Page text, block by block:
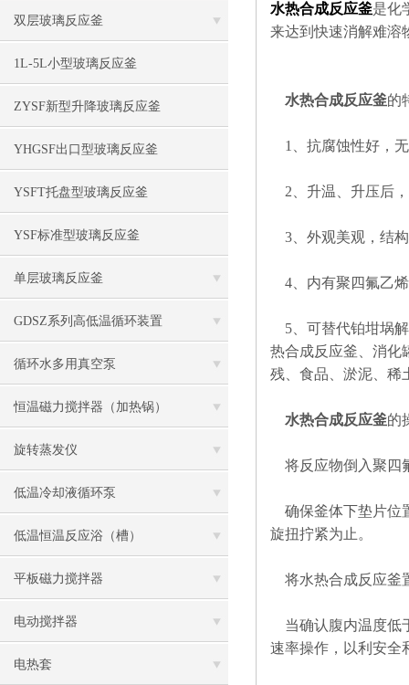
双层玻璃反应釜
1L-5L小型玻璃反应釜
ZYSF新型升降玻璃反应釜
YHGSF出口型玻璃反应釜
YSFT托盘型玻璃反应釜
YSF标准型玻璃反应釜
单层玻璃反应釜
GDSZ系列高低温循环装置
循环水多用真空泵
恒温磁力搅拌器（加热锅）
旋转蒸发仪
低温冷却液循环泵
低温恒温反应浴（槽）
平板磁力搅拌器
电动搅拌器
电热套
水热合成反应釜是化
来达到快速消解难溶
水热合成反应釜的
1、抗腐蚀性好，
2、升温、升压后
3、外观美观，结
4、内有聚四氟乙
5、可替代铂坩埚
热合成反应釜、消化
残、食品、淤泥、稀
水热合成反应釜的
将反应物倒入聚四
确保釜体下垫片位
旋扭拧紧为止。
将水热合成反应釜
当确认腹内温度低
速率操作，以利安全